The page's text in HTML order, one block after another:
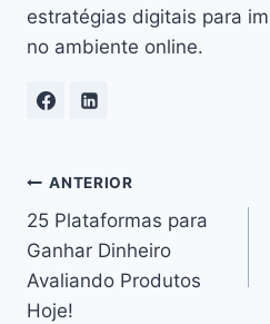
estratégias digitais para
no ambiente online.
Navegação
de
Post
ANTERIOR
25 Plataformas para
Ganhar Dinheiro
Avaliando Produtos
Hoje!